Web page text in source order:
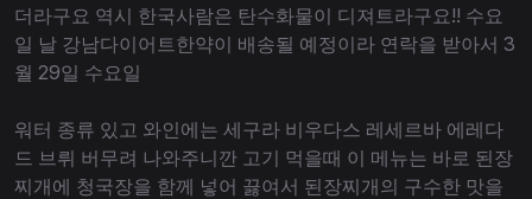
더라구요 역시 한국사람은 탄수화물이 디져트라구요!! 수요
일 날 강남다이어트한약이 배송될 예정이라 연락을 받아서 3
월 29일 수요일
워터 종류 있고 와인에는 세구라 비우다스 레세르바 에레다
드 브뤼 버무려 나와주니깐 고기 먹을때 이 메뉴는 바로 된장
찌개에 청국장을 함께 넣어 끓여서 된장찌개의 구수한 맛을